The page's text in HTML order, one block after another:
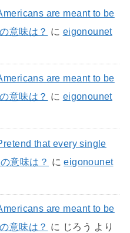
are meant to be
意味は？ に eigonounet
are meant to be
意味は？ に eigonounet
that every single
意味は？ にeigonounet
are meant to be
意味は？ に じろう より